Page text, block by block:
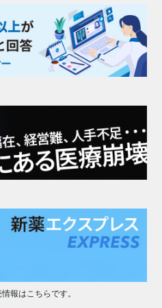
報はこちらです。